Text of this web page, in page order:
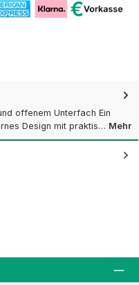
offenem Unterfach Ein
Design mit praktis… Mehr